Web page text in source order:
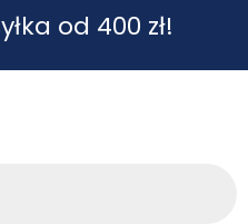
od 400 zł!